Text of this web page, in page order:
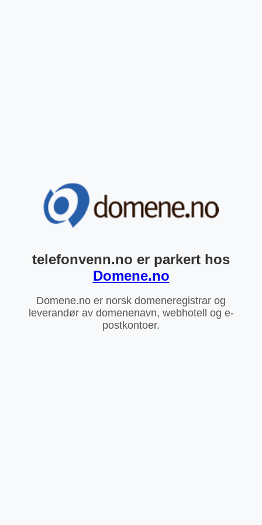
telefonvenn.no er parkert hos
Domene.no
Domene.no er norsk domeneregistrar og
leverandør av domenenavn, webhotell og e-
postkontoer.